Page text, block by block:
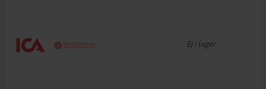
Webbpriser Ej i lager